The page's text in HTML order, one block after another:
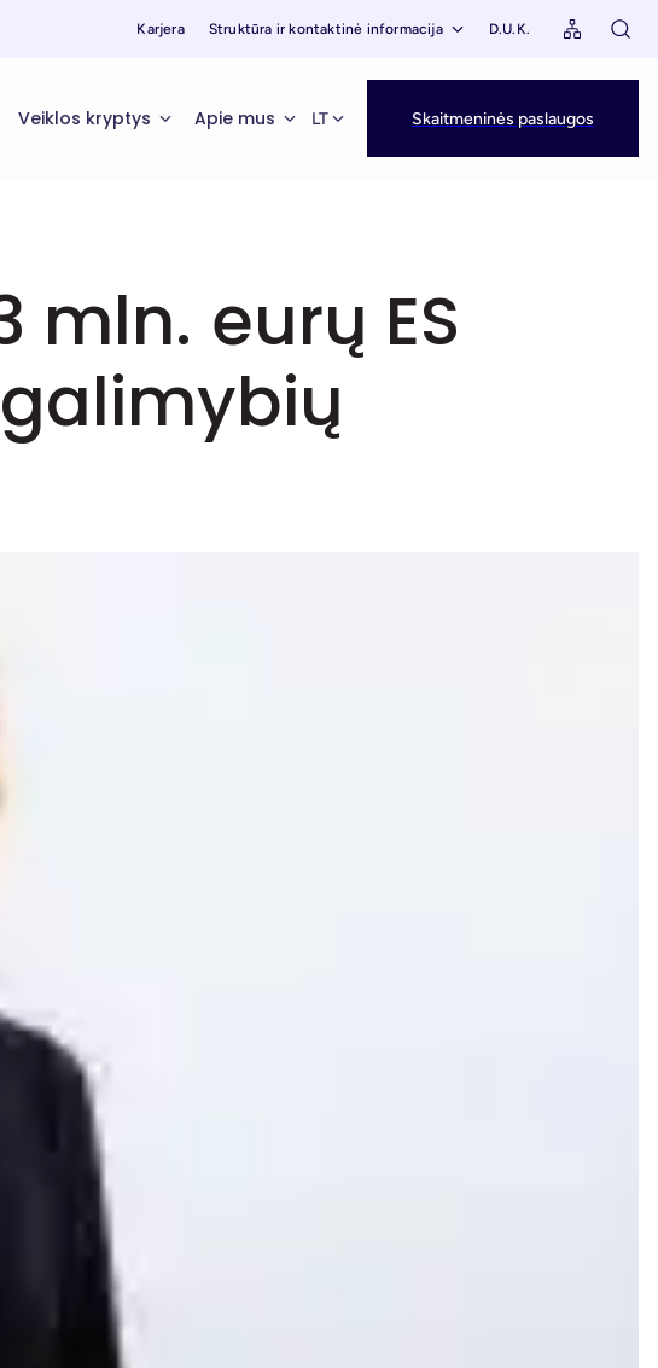
Karjera Struktūra ir kontaktinė informacija D.U.K.
Veiklos kryptys Apie mus LT Skaitmeninės paslaugos
mln. eurų ES